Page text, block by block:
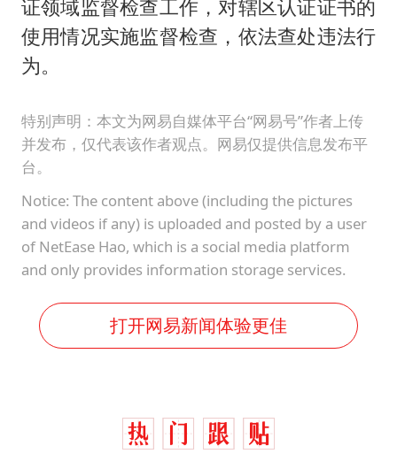
证领域监督检查工作，对辖区认证证书的
使用情况实施监督检查，依法查处违法行
为。
特别声明：本文为网易自媒体平台“网易号”作者上传
并发布，仅代表该作者观点。网易仅提供信息发布平
台。
Notice: The content above (including the pictures
and videos if any) is uploaded and posted by a user
of NetEase Hao, which is a social media platform
and only provides information storage services.
打开网易新闻体验更佳